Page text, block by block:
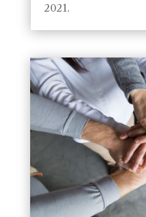
2021.